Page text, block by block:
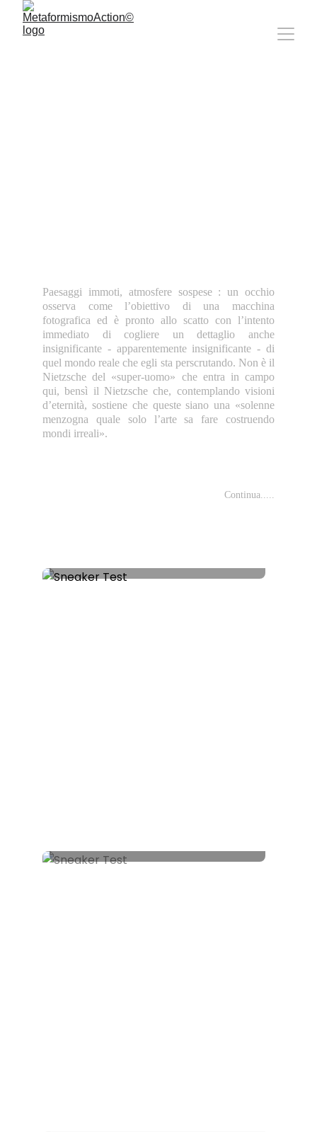
Paesaggi immoti, atmosfere sospese : un occhio
osserva come l’obiettivo di una macchina
fotografica ed è pronto allo scatto con l’intento
immediato di cogliere un dettaglio anche
insignificante - apparentemente insignificante - di
quel mondo reale che egli sta perscrutando. Non è il
Nietzsche del «super-uomo» che entra in campo
qui, bensì il Nietzsche che, contemplando visioni
d’eternità, sostiene che queste siano una «solenne
menzogna quale solo l’arte sa fare costruendo
mondi irreali».
Continua.....